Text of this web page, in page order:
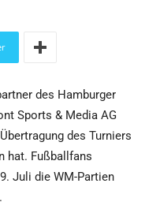
des Hamburger
Sports & Media AG
des Turniers
hat. Fußballfans
Juli die WM-Partien